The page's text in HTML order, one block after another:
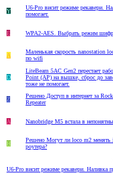
Y
U6-Pro висит режиме рекавери.
помогает.
Е WPA2-AES. Выбрать режим
A
Маленькая скорость nanostation
по wifi
D
LiteBeam 5AC Gen2 перестает
Point (AP) на вышке, сброс до
тоже не помогает.
Z
Решено Доступ в интернет за
Repeater
A Nanobridge M5 встала в
H
Решено Могут ли loco m2 менять
роутера?
U6-Pro висит режиме рекавери. Наливка